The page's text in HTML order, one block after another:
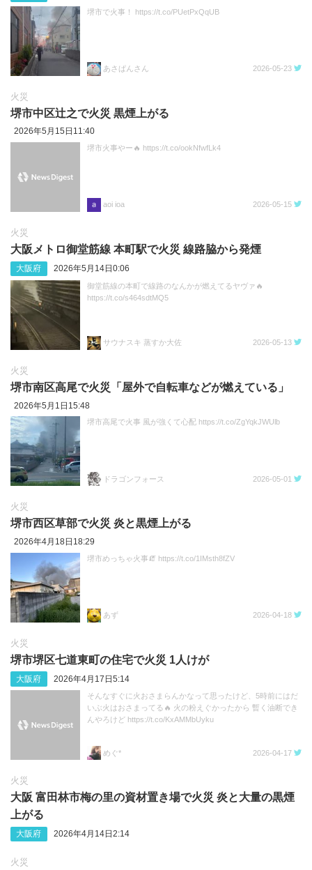
堺市で火事！ https://t.co/PUetPxQqUB
あさぱんさん 2026-05-23
火災
堺市中区辻之で火災 黒煙上がる
2026年5月15日11:40
堺市火事やー🔥 https://t.co/ookNfwfLk4
aoi ioa 2026-05-15
火災
大阪メトロ御堂筋線 本町駅で火災 線路脇から発煙
大阪府 2026年5月14日0:06
御堂筋線の本町で線路のなんかが燃えてるヤヴァ🔥
https://t.co/s464sdtMQ5
サウナスキ 蒸すか大佐 2026-05-13
火災
堺市南区高尾で火災「屋外で自転車などが燃えている」
2026年5月1日15:48
堺市高尾で火事 風が強くて心配 https://t.co/ZgYqkJWUlb
ドラゴンフォース 2026-05-01
火災
堺市西区草部で火災 炎と黒煙上がる
2026年4月18日18:29
堺市めっちゃ火事🧯 https://t.co/1IMsth8fZV
あず 2026-04-18
火災
堺市堺区七道東町の住宅で火災 1人けが
大阪府 2026年4月17日5:14
そんなすぐに火おさまらんかなって思ったけど、5時前にはだ
いぶ火はおさまってる🔥 火の粉えぐかったから 暫く油断でき
んやろけど https://t.co/KxAMMbUyku
めぐ* 2026-04-17
火災
大阪 富田林市梅の里の資材置き場で火災 炎と大量の黒煙
上がる
大阪府 2026年4月14日2:14
火災